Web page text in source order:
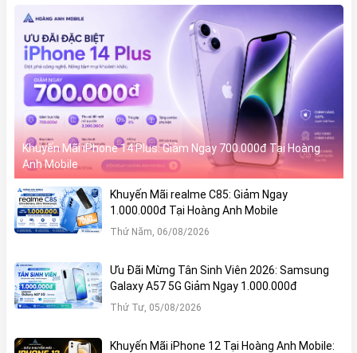
Khuyến Mãi iPhone 14 Plus: Giảm Ngay 700.000đ Tại Hoàng
Anh Mobile
Khuyến Mãi realme C85: Giảm Ngay
1.000.000đ Tại Hoàng Anh Mobile
Thứ Năm, 06/08/2026
Ưu Đãi Mừng Tân Sinh Viên 2026: Samsung
Galaxy A57 5G Giảm Ngay 1.000.000đ
Thứ Tư, 05/08/2026
Khuyến Mãi iPhone 12 Tại Hoàng Anh Mobile: